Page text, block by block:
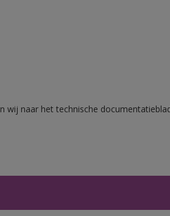
wij naar het technische